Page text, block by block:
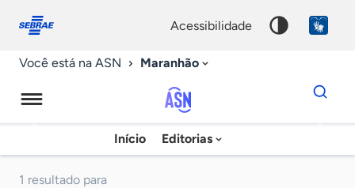
conosco
acessibilidade
Você está na ASN Maranhão
Agência
Sebrae
Início Editorias
Dados
para
chave
1 resultado para